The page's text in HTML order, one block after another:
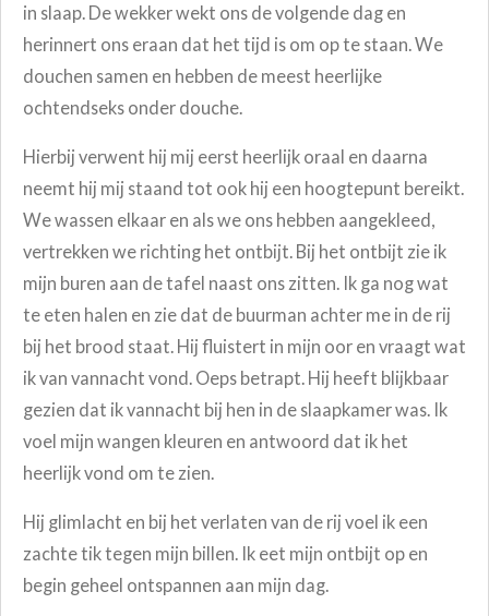
in slaap. De wekker wekt ons de volgende dag en
herinnert ons eraan dat het tijd is om op te staan. We
douchen samen en hebben de meest heerlijke
ochtendseks onder douche.
Hierbij verwent hij mij eerst heerlijk oraal en daarna
neemt hij mij staand tot ook hij een hoogtepunt bereikt.
We wassen elkaar en als we ons hebben aangekleed,
vertrekken we richting het ontbijt. Bij het ontbijt zie ik
mijn buren aan de tafel naast ons zitten. Ik ga nog wat
te eten halen en zie dat de buurman achter me in de rij
bij het brood staat. Hij fluistert in mijn oor en vraagt wat
ik van vannacht vond. Oeps betrapt. Hij heeft blijkbaar
gezien dat ik vannacht bij hen in de slaapkamer was. Ik
voel mijn wangen kleuren en antwoord dat ik het
heerlijk vond om te zien.
Hij glimlacht en bij het verlaten van de rij voel ik een
zachte tik tegen mijn billen. Ik eet mijn ontbijt op en
begin geheel ontspannen aan mijn dag.